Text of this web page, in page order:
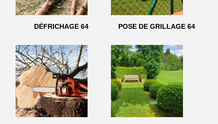
DÉFRICHAGE 64 POSE DE GRILLAGE 64